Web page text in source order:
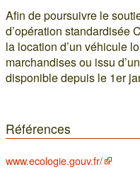
Afin de poursuivre le
d’opération standardisée
la location d’un véhicule
marchandises ou issu
disponible depuis le 1er
Références
www.ecologie.gouv.fr/